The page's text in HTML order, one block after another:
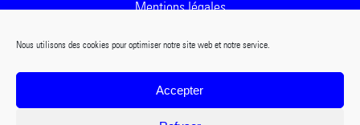
Nous utilisons des cookies pour optimiser notre site web et notre service.
Accepter
Mentions légales